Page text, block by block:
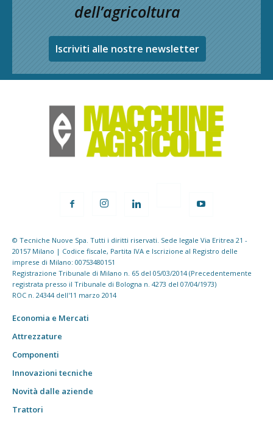
dell’agricoltura
Iscriviti alle nostre newsletter
© Tecniche Nuove Spa. Tutti i diritti riservati. Sede legale Via Eritrea 21 -
20157 Milano | Codice fiscale, Partita IVA e Iscrizione al Registro delle
imprese di Milano: 00753480151
Registrazione Tribunale di Milano n. 65 del 05/03/2014 (Precedentemente
registrata presso il Tribunale di Bologna n. 4273 del 07/04/1973)
ROC n. 24344 dell'11 marzo 2014
Economia e Mercati
Attrezzature
Componenti
Innovazioni tecniche
Novità dalle aziende
Trattori